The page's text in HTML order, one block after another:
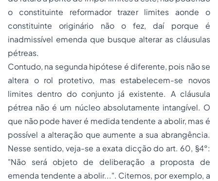
o constituinte reformador trazer limites aonde o
constituinte originário não o fez, daí porque é
inadmissível emenda que busque alterar as cláusulas
pétreas.
Contudo, na segunda hipótese é diferente, pois não se
altera o rol protetivo, mas estabelecem-se novos
limites dentro do conjunto já existente. A cláusula
pétrea não é um núcleo absolutamente intangível. O
que não pode haver é medida tendente a abolir, mas é
possível a alteração que aumente a sua abrangência.
Nesse sentido, veja-se a exata dicção do art. 60, §4°:
"Não será objeto de deliberação a proposta de
emenda tendente a abolir...". Citemos, por exemplo, a